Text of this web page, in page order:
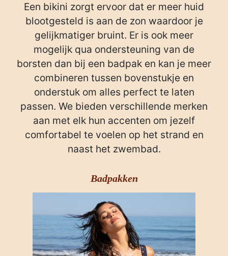
Een bikini zorgt ervoor dat er meer huid
blootgesteld is aan de zon waardoor je
gelijkmatiger bruint. Er is ook meer
mogelijk qua ondersteuning van de
borsten dan bij een badpak en kan je meer
combineren tussen bovenstukje en
onderstuk om alles perfect te laten
passen. We bieden verschillende merken
aan met elk hun accenten om jezelf
comfortabel te voelen op het strand en
naast het zwembad.
Badpakken